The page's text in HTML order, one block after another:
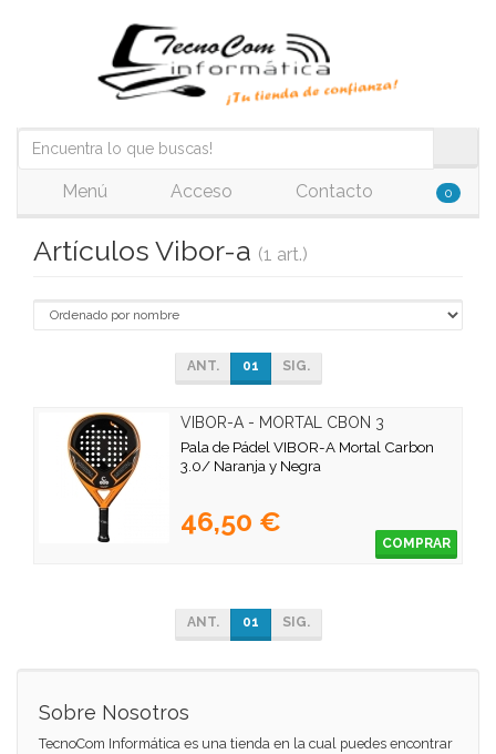
Menú Acceso Contacto 0
Artículos Vibor-a (1 art.)
ANT. 01 SIG.
VIBOR-A - MORTAL CBON 3
Pala de Pádel VIBOR-A Mortal Carbon
3.0/ Naranja y Negra
46,50 €
COMPRAR
ANT. 01 SIG.
Sobre Nosotros
TecnoCom Informática es una tienda en la cual puedes encontrar